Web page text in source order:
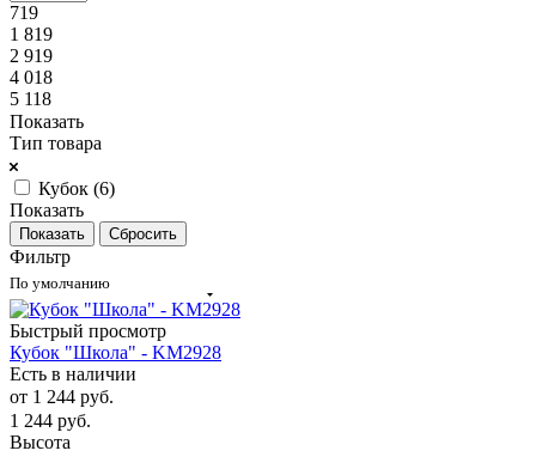
719
1 819
2 919
4 018
5 118
Показать
Тип товара
Кубок (6)
Показать
Сбросить
Фильтр
По умолчанию
Быстрый просмотр
Кубок "Школа" - KM2928
Есть в наличии
от 1 244 руб.
1 244 руб.
Высота